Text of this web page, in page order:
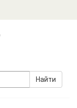
Найти